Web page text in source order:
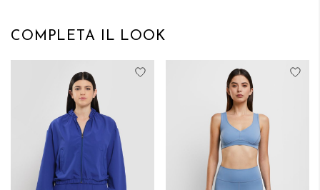
COMPLETA IL LOOK
Aggiungi alla lista desideri